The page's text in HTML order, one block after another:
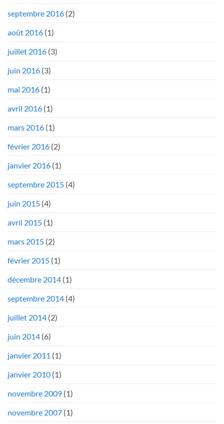
septembre 2016 (2)
août 2016 (1)
juillet 2016 (3)
juin 2016 (3)
mai 2016 (1)
avril 2016 (1)
mars 2016 (1)
février 2016 (2)
janvier 2016 (1)
septembre 2015 (4)
juin 2015 (4)
avril 2015 (1)
mars 2015 (2)
février 2015 (1)
décembre 2014 (1)
septembre 2014 (4)
juillet 2014 (2)
juin 2014 (6)
janvier 2011 (1)
janvier 2010 (1)
novembre 2009 (1)
novembre 2007 (1)